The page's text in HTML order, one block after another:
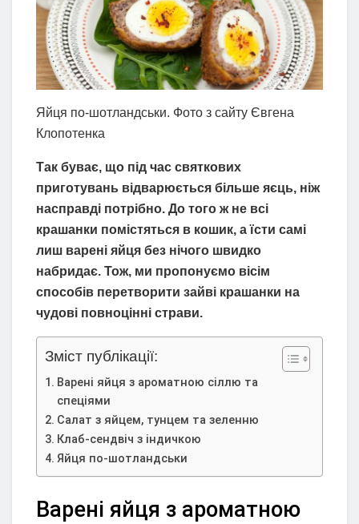
Яйця по-шотландськи. Фото з сайту Євгена
Клопотенка
Так буває, що під час святкових
приготувань відварюється більше яєць, ніж
насправді потрібно. До того ж не всі
крашанки помістяться в кошик, а їсти самі
лиш варені яйця без нічого швидко
набридає. Тож, ми пропонуємо вісім
способів перетворити зайві крашанки на
чудові повноцінні страви.
Зміст публікації:
Варені яйця з ароматною сіллю та
спеціями
Салат з яйцем, тунцем та зеленню
Клаб-сендвіч з індичкою
Яйця по-шотландськи
Варені яйця з ароматною